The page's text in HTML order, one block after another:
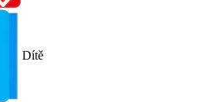
Dítě